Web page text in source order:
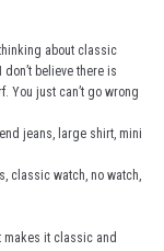
about classic
believe there is
You just can’t go wrong
jeans, large shirt, mini
classic watch, no watch,
makes it classic and